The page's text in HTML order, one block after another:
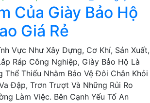
Toàn quốc 6 ngày trước
Của Giày Bảo Hộ
Giá Rẻ
Vực Như Xây Dựng, Cơ Khí, Sản Xuất,
Ráp Công Nghiệp, Giày Bảo Hộ Là
Thể Thiếu Nhằm Bảo Vệ Đôi Chân Khỏi
Đập, Trơn Trượt Và Những Rủi Ro